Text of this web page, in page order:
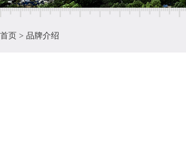
首页 > 品牌介绍